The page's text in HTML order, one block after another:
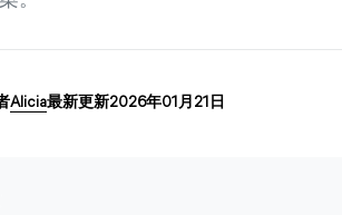
Alicia最新更新2026年01月21日